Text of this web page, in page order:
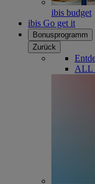
ibis budget
ibis Go get it
Bonusprogramm
Zurück
ALL